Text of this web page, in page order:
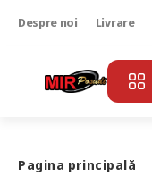
Despre noi Livrare
Pagina principală